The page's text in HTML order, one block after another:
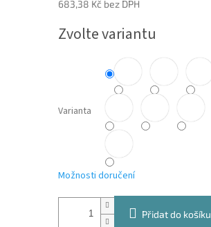
683,38 Kč bez DPH
cena:
Zvolte variantu
Varianta
Možnosti doručení
Přidat do košíku